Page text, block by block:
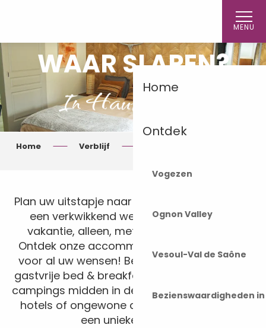
principal
MENU
Home
Ontdek
Vogezen
Ognon Valley
Vesoul-Val de Saône
Bezienswaardigheden
WAAR SLAPEN?
In Haute-Saône
Home Verblijf
Plan uw uitstapje naar de Haute-Saône, voor
een verkwikkend weekend of een lange
vakantie, alleen, met familie of vrienden.
Ontdek onze accommodatiemogelijkheden
voor al uw wensen! Bekijk onze selectie van
gastvrije bed & breakfasts, charmante gîtes,
campings midden in de natuur, comfortabele
hotels of ongewone accommodaties voor
een unieke ervaring.